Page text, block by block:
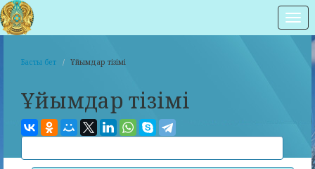
Басты бет Ұйымдар тізімі
Ұйымдар тізімі